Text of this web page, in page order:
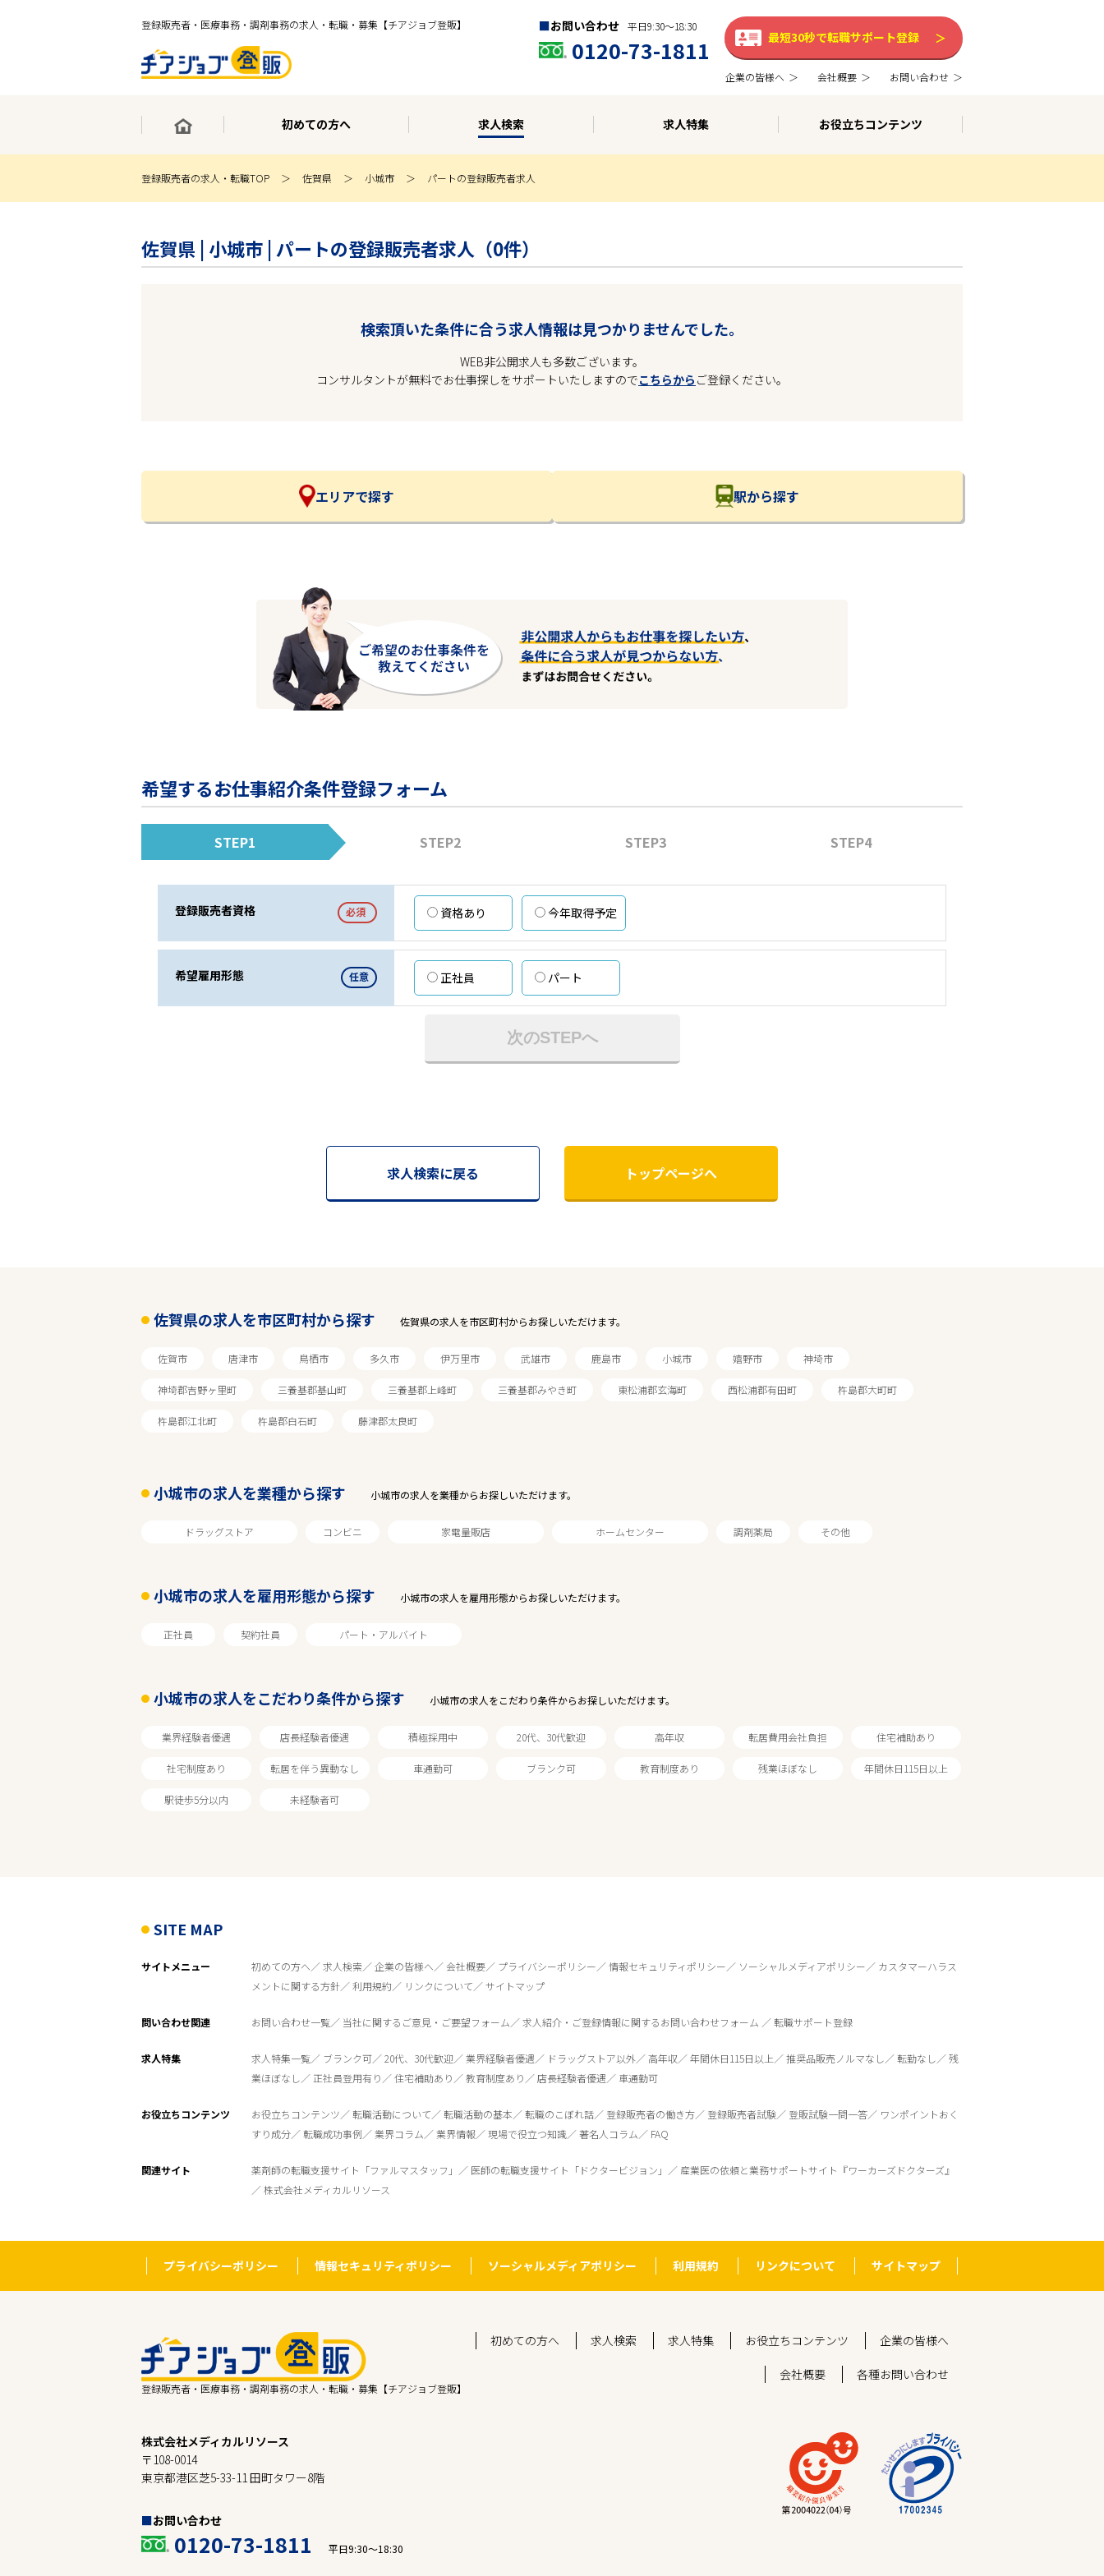
登録販売者・医療事務・調剤事務の求人・転職・募集【チアジョブ登販】 お問い合わせ 平日9:30〜18:30
0120-73-1811 最短30秒で転職サポート登録
企業の皆様へ 会社概要 お問い合わせ
初めての方へ 求人検索 求人特集 お役立ちコンテンツ
登録販売者の求人・転職TOP 佐賀県 小城市 パートの登録販売者求人
佐賀県 | 小城市 | パートの登録販売者求人（0件）
検索頂いた条件に合う求人情報は見つかりませんでした。
WEB非公開求人も多数ございます。
コンサルタントが無料でお仕事探しをサポートいたしますのでこちらから ご登録ください。
エリアで探す 駅から探す
小城市
こだわり条件
フリーワード
0 件
希望するお仕事紹介条件登録フォーム
STEP1 STEP2 STEP3 STEP4
登録販売者資格 必須 資格あり 今年取得予定
希望雇用形態 任意 正社員 パート
次のSTEPへ
求人検索に戻る トップページへ
佐賀県の求人を市区町村から探す 佐賀県の求人を市区町村からお探しいただけます。
佐賀市 唐津市 鳥栖市 多久市 伊万里市 武雄市 鹿島市 小城市 嬉野市 神埼市
神埼郡吉野ヶ里町 三養基郡基山町 三養基郡上峰町 三養基郡みやき町 東松浦郡玄海町 西松浦郡有田町 杵島郡大町町
杵島郡江北町 杵島郡白石町 藤津郡太良町
小城市の求人を業種から探す 小城市の求人を業種からお探しいただけます。
ドラッグストア コンビニ 家電量販店 ホームセンター 調剤薬局 その他
小城市の求人を雇用形態から探す 小城市の求人を雇用形態からお探しいただけます。
正社員 契約社員 パート・アルバイト
小城市の求人をこだわり条件から探す 小城市の求人をこだわり条件からお探しいただけます。
業界経験者優遇 店長経験者優遇 積極採用中 20代、30代歓迎 高年収 転居費用会社負担 住宅補助あり
社宅制度あり 転居を伴う異動なし 車通勤可 ブランク可 教育制度あり 残業ほぼなし 年間休日115日以上
駅徒歩5分以内 未経験者可
SITE MAP
サイトメニュー 初めての方へ 求人検索 企業の皆様へ 会社概要 プライバシーポリシー 情報セキュリティポリシー ソーシャルメディアポリシー
カスタマーハラス
メントに関する方針
利用規約 リンクについて サイトマップ
問い合わせ関連 お問い合わせ一覧 当社に関するご意見・ご要望フォーム 求人紹介・ご登録情報に関するお問い合わせフォーム 転職サポート登録
求人特集 求人特集一覧 ブランク可 20代、30代歓迎 業界経験者優遇 ドラッグストア以外 高年収 年間休日115日以上 推奨品販売ノルマなし 転勤なし
残
業ほぼなし
正社員登用有り 住宅補助あり 教育制度あり 店長経験者優遇 車通勤可
お役立ちコンテンツ お役立ちコンテンツ 転職活動について 転職活動の基本 転職のこぼれ話 登録販売者の働き方 登録販売者試験 登販試験一問一答
ワンポイントおく
すり成分
転職成功事例 業界コラム 業界情報 現場で役立つ知識 著名人コラム FAQ
関連サイト 薬剤師の転職支援サイト「ファルマスタッフ」 医師の転職支援サイト「ドクタービジョン」
産業医の依頼と業務サポートサイト『ワーカーズドクターズ』
株式会社メディカルリソース
プライバシーポリシー 情報セキュリティポリシー ソーシャルメディアポリシー 利用規約 リンクについて サイトマップ
登録販売者・医療事務・調剤事務の求人・転職・募集【チアジョブ登販】
初めての方へ 求人検索 求人特集 お役立ちコンテンツ 企業の皆様へ
会社概要 各種お問い合わせ
株式会社メディカルリソース
〒108-0014
東京都港区芝5-33-11 田町タワー8階
お問い合わせ
0120-73-1811 平日9:30〜18:30